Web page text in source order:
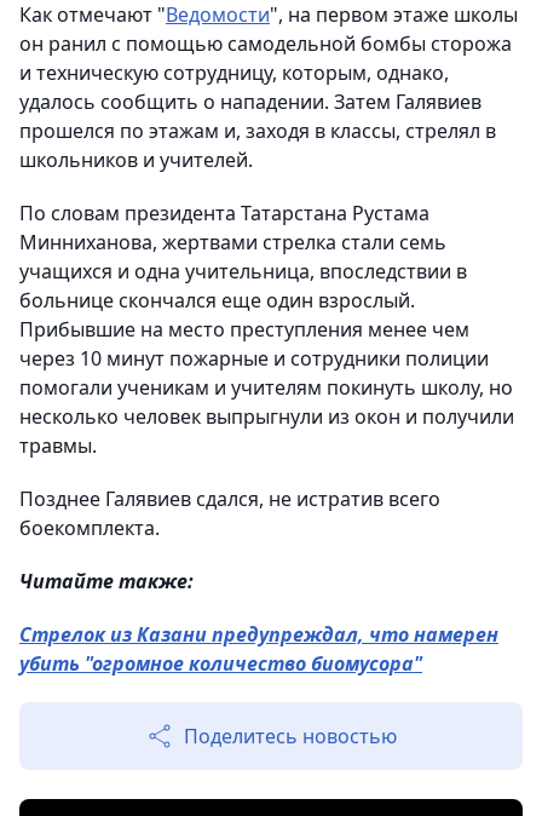
Как отмечают "Ведомости", на первом этаже школы
он ранил с помощью самодельной бомбы сторожа
и техническую сотрудницу, которым, однако,
удалось сообщить о нападении. Затем Галявиев
прошелся по этажам и, заходя в классы, стрелял в
школьников и учителей.
По словам президента Татарстана Рустама
Минниханова, жертвами стрелка стали семь
учащихся и одна учительница, впоследствии в
больнице скончался еще один взрослый.
Прибывшие на место преступления менее чем
через 10 минут пожарные и сотрудники полиции
помогали ученикам и учителям покинуть школу, но
несколько человек выпрыгнули из окон и получили
травмы.
Позднее Галявиев сдался, не истратив всего
боекомплекта.
Читайте также:
Стрелок из Казани предупреждал, что намерен
убить "огромное количество биомусора"
Поделитесь новостью